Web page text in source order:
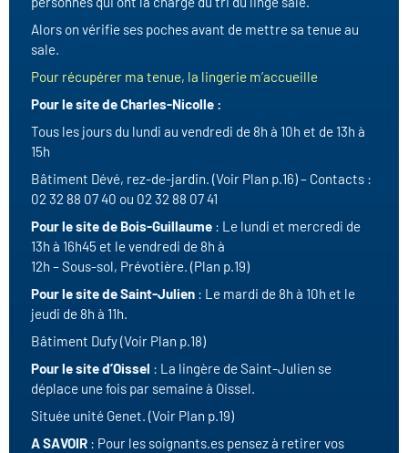
Alors on vérifie ses poches avant de mettre sa tenue au
sale.
Pour récupérer ma tenue, la lingerie m’accueille
Pour le site de Charles-Nicolle :
Tous les jours du lundi au vendredi de 8h à 10h et de 13h à
15h
Bâtiment Dévé, rez-de-jardin. (Voir Plan p.16) – Contacts :
02 32 88 07 40 ou 02 32 88 07 41
Pour le site de Bois-Guillaume: Le lundi et mercredi de
13h à 16h45 et le vendredi de 8h à
12h – Sous-sol, Prévotière. (Plan p.19)
Pour le site de Saint-Julien: Le mardi de 8h à 10h et le
jeudi de 8h à 11h.
Bâtiment Dufy (Voir Plan p.18)
Pour le site d’Oissel : La lingère de Saint-Julien se
déplace une fois par semaine à Oissel.
Située unité Genet. (Voir Plan p.19)
A SAVOIR : Pour les soignants.es pensez à retirer vos